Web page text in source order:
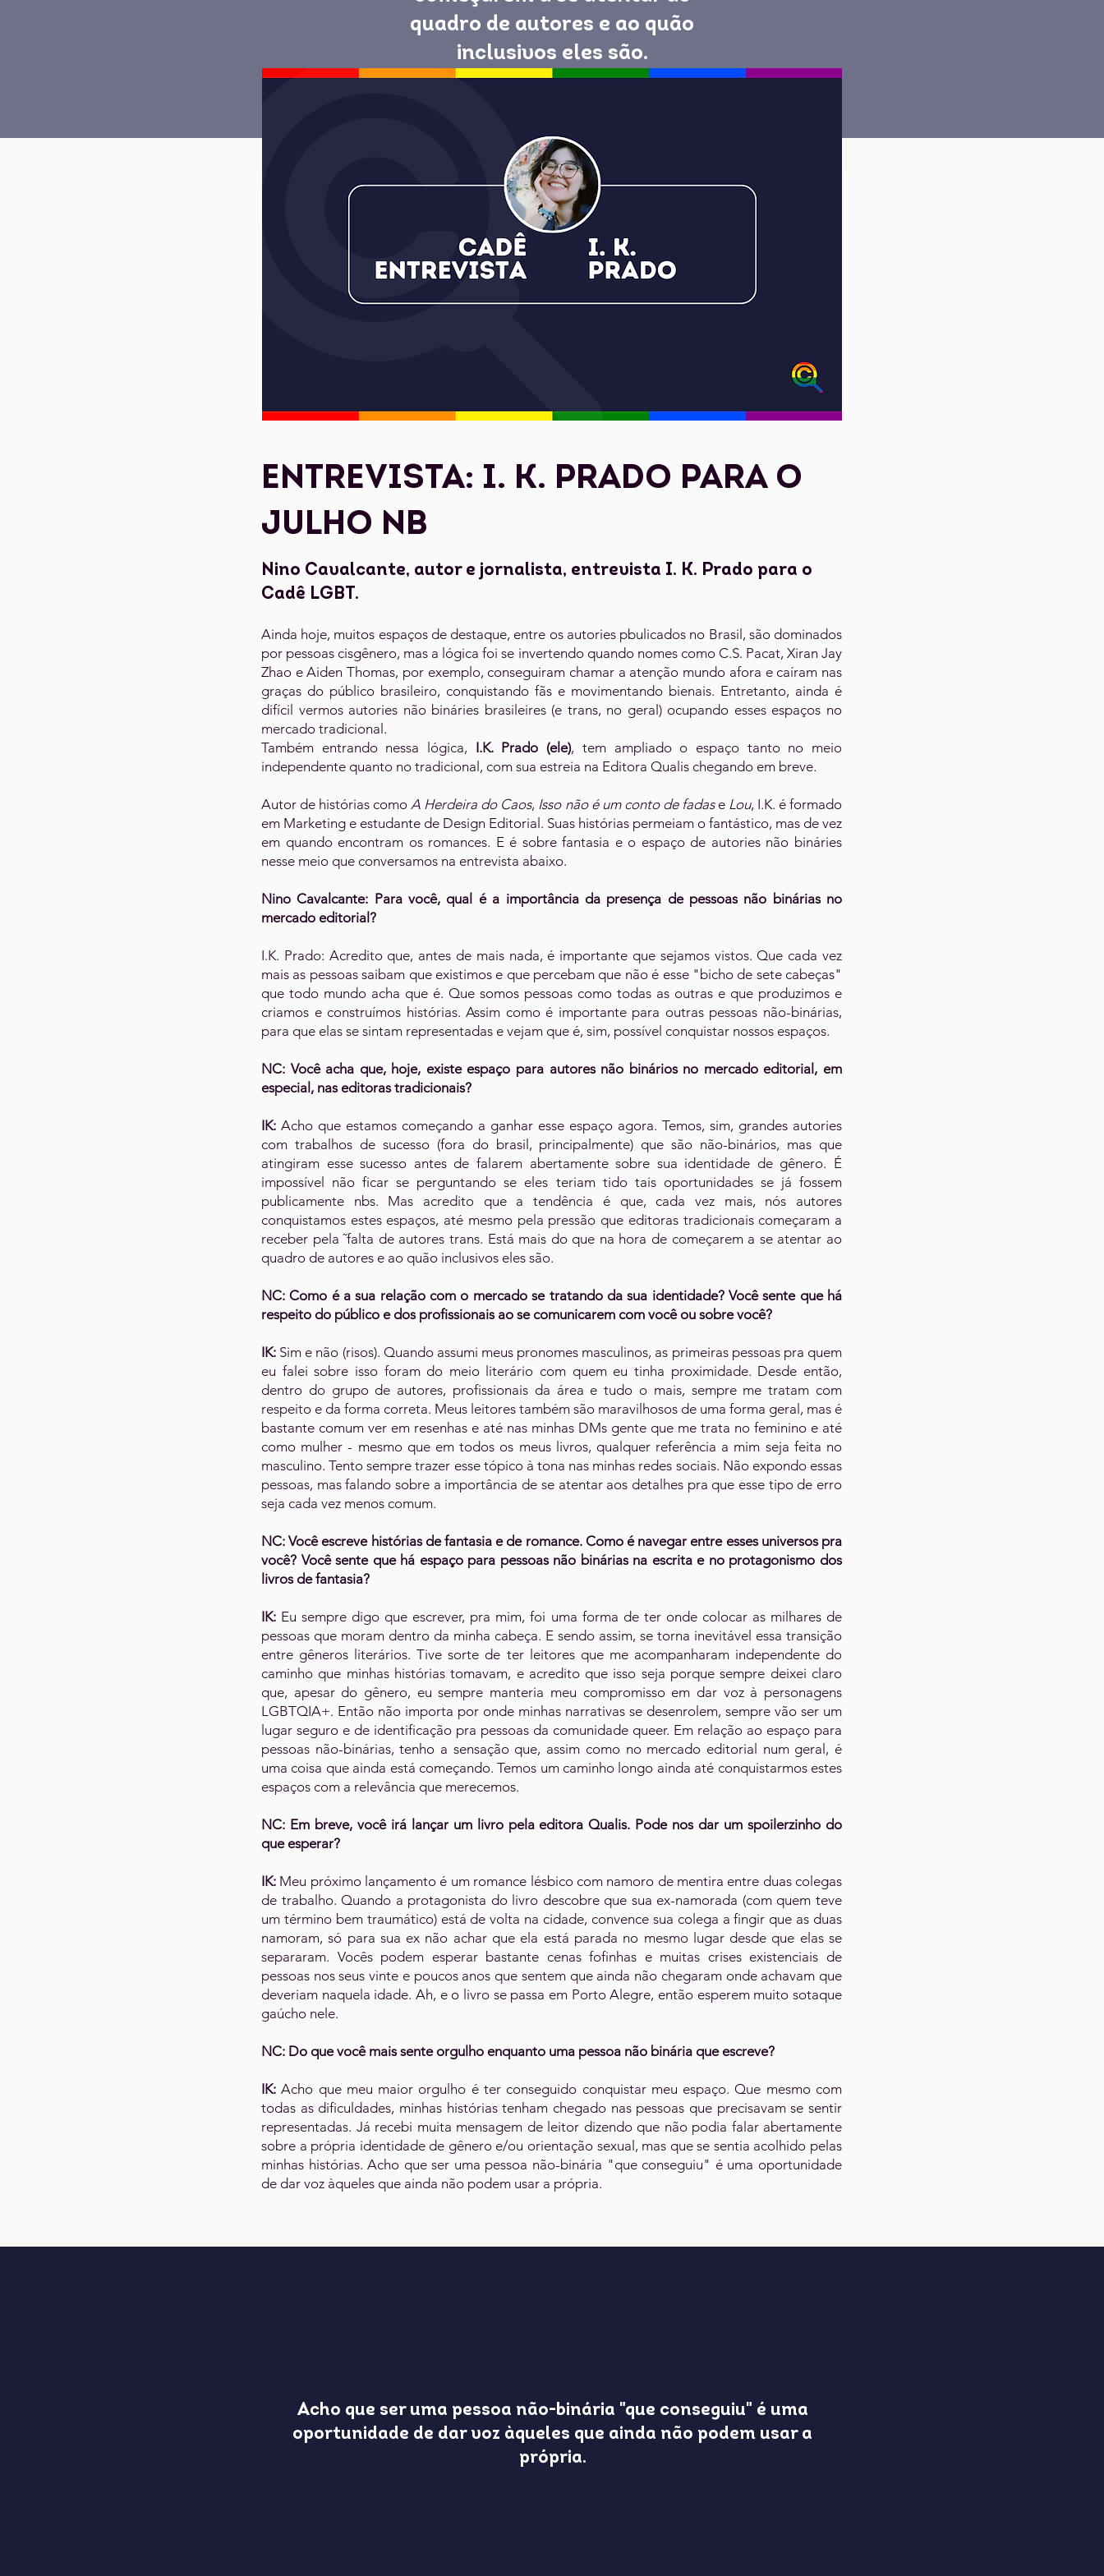
quadro de autores e ao quão
inclusivos eles são.
ENTREVISTA: I. K. Prado para o
JULHO NB
Nino Cavalcante, autor e jornalista, entrevista I. K. Prado para o
Cadê LGBT.
Ainda hoje, muitos espaços de destaque, entre os autories pbulicados no Brasil, são dominados
por pessoas cisgênero, mas a lógica foi se invertendo quando nomes como C.S. Pacat, Xiran Jay
Zhao e Aiden Thomas, por exemplo, conseguiram chamar a atenção mundo afora e caíram nas
graças do público brasileiro, conquistando fãs e movimentando bienais. Entretanto, ainda é
difícil vermos autories não bináries brasileires (e trans, no geral) ocupando esses espaços no
mercado tradicional.
Também entrando nessa lógica, I.K. Prado (ele), tem ampliado o espaço tanto no meio
independente quanto no tradicional, com sua estreia na Editora Qualis chegando em breve.
Autor de histórias comoA Herdeira do Caos, Isso não é um conto de fadase Lou, I.K. é formado
em Marketing e estudante de Design Editorial. Suas histórias permeiam o fantástico, mas de vez
em quando encontram os romances. E é sobre fantasia e o espaço de autories não bináries
nesse meio que conversamos na entrevista abaixo.
Nino Cavalcante: Para você, qual é a importância da presença de pessoas não binárias no
mercado editorial?
I.K. Prado: Acredito que, antes de mais nada, é importante que sejamos vistos. Que cada vez
mais as pessoas saibam que existimos e que percebam que não é esse "bicho de sete cabeças"
que todo mundo acha que é. Que somos pessoas como todas as outras e que produzimos e
criamos e construímos histórias. Assim como é importante para outras pessoas não-binárias,
para que elas se sintam representadas e vejam que é, sim, possível conquistar nossos espaços.
NC: Você acha que, hoje, existe espaço para autores não binários no mercado editorial, em
especial, nas editoras tradicionais?
IK: Acho que estamos começando a ganhar esse espaço agora. Temos, sim, grandes autories
com trabalhos de sucesso (fora do brasil, principalmente) que são não-binários, mas que
atingiram esse sucesso antes de falarem abertamente sobre sua identidade de gênero. É
impossível não ficar se perguntando se eles teriam tido tais oportunidades se já fossem
publicamente nbs. Mas acredito que a tendência é que, cada vez mais, nós autores
conquistamos estes espaços, até mesmo pela pressão que editoras tradicionais começaram a
receber pela ˜falta de autores trans. Está mais do que na hora de começarem a se atentar ao
quadro de autores e ao quão inclusivos eles são.
NC: Como é a sua relação com o mercado se tratando da sua identidade? Você sente que há
respeito do público e dos profissionais ao se comunicarem com você ou sobre você?
IK: Sim e não (risos). Quando assumi meus pronomes masculinos, as primeiras pessoas pra quem
eu falei sobre isso foram do meio literário com quem eu tinha proximidade. Desde então,
dentro do grupo de autores, profissionais da área e tudo o mais, sempre me tratam com
respeito e da forma correta. Meus leitores também são maravilhosos de uma forma geral, mas é
bastante comum ver em resenhas e até nas minhas DMs gente que me trata no feminino e até
como mulher - mesmo que em todos os meus livros, qualquer referência a mim seja feita no
masculino. Tento sempre trazer esse tópico à tona nas minhas redes sociais. Não expondo essas
pessoas, mas falando sobre a importância de se atentar aos detalhes pra que esse tipo de erro
seja cada vez menos comum.
NC: Você escreve histórias de fantasia e de romance. Como é navegar entre esses universos pra
você? Você sente que há espaço para pessoas não binárias na escrita e no protagonismo dos
livros de fantasia?
IK: Eu sempre digo que escrever, pra mim, foi uma forma de ter onde colocar as milhares de
pessoas que moram dentro da minha cabeça. E sendo assim, se torna inevitável essa transição
entre gêneros literários. Tive sorte de ter leitores que me acompanharam independente do
caminho que minhas histórias tomavam, e acredito que isso seja porque sempre deixei claro
que, apesar do gênero, eu sempre manteria meu compromisso em dar voz à personagens
LGBTQIA+. Então não importa por onde minhas narrativas se desenrolem, sempre vão ser um
lugar seguro e de identificação pra pessoas da comunidade queer. Em relação ao espaço para
pessoas não-binárias, tenho a sensação que, assim como no mercado editorial num geral, é
uma coisa que ainda está começando. Temos um caminho longo ainda até conquistarmos estes
espaços com a relevância que merecemos.
NC: Em breve, você irá lançar um livro pela editora Qualis. Pode nos dar um spoilerzinho do
que esperar?
IK: Meu próximo lançamento é um romance lésbico com namoro de mentira entre duas colegas
de trabalho. Quando a protagonista do livro descobre que sua ex-namorada (com quem teve
um término bem traumático) está de volta na cidade, convence sua colega a fingir que as duas
namoram, só para sua ex não achar que ela está parada no mesmo lugar desde que elas se
separaram. Vocês podem esperar bastante cenas fofinhas e muitas crises existenciais de
pessoas nos seus vinte e poucos anos que sentem que ainda não chegaram onde achavam que
deveriam naquela idade. Ah, e o livro se passa em Porto Alegre, então esperem muito sotaque
gaúcho nele.
NC: Do que você mais sente orgulho enquanto uma pessoa não binária que escreve?
IK:Acho que meu maior orgulho é ter conseguido conquistar meu espaço. Que mesmo com
todas as dificuldades, minhas histórias tenham chegado nas pessoas que precisavam se sentir
representadas. Já recebi muita mensagem de leitor dizendo que não podia falar abertamente
sobre a própria identidade de gênero e/ou orientação sexual, mas que se sentia acolhido pelas
minhas histórias. Acho que ser uma pessoa não-binária "que conseguiu" é uma oportunidade
de dar voz àqueles que ainda não podem usar a própria.
Acho que ser uma pessoa não-binária "que conseguiu" é uma
oportunidade de dar voz àqueles que ainda não podem usar a
própria.